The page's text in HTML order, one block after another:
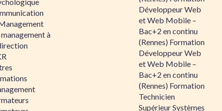
à
Développeur Web
et Web Mobile –
Bac+2 en continu
(Rennes) Formation
Développeur Web
et Web Mobile –
Bac+2 en continu
(Rennes) Formation
Technicien
Supérieur Systèmes